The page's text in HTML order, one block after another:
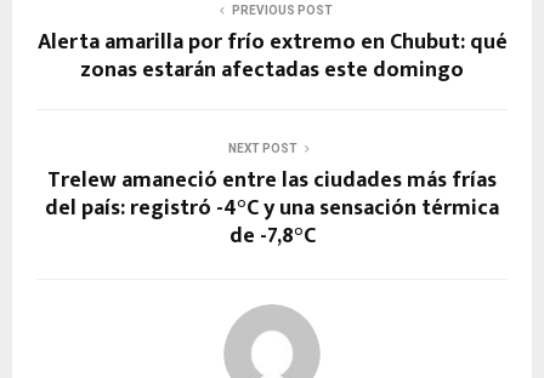
PREVIOUS POST
Alerta amarilla por frío extremo en Chubut: qué
zonas estarán afectadas este domingo
NEXT POST
Trelew amaneció entre las ciudades más frías
del país: registró -4°C y una sensación térmica
de -7,8°C